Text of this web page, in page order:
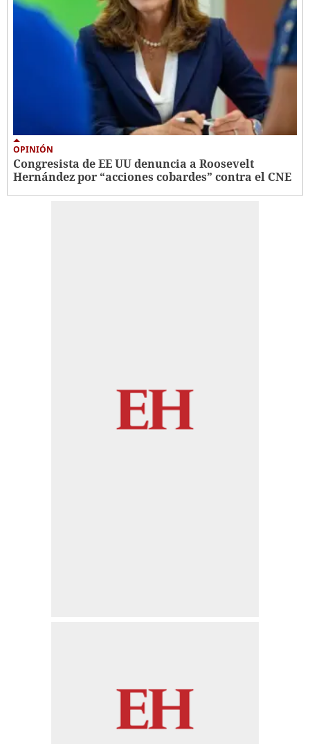
OPINIÓN
Congresista de EE UU denuncia a Roosevelt
Hernández por “acciones cobardes” contra el CNE